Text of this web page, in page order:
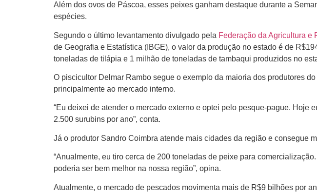
Além dos ovos de Páscoa, esses peixes ganham destaque durante a
espécies.
Segundo o último levantamento divulgado pela Federação da Agricultura e
de Geografia e Estatística (IBGE), o valor da produção no estado é de
toneladas de tilápia e 1 milhão de toneladas de tambaqui produzidos no
O piscicultor Delmar Rambo segue o exemplo da maioria dos produtores
principalmente ao mercado interno.
“Eu deixei de atender o mercado externo e optei pelo pesque-pague. Hoje
2.500 surubins por ano”, conta.
Já o produtor Sandro Coimbra atende mais cidades da região e consegue
“Anualmente, eu tiro cerca de 200 toneladas de peixe para
poderia ser bem melhor na nossa região”, opina.
Atualmente, o mercado de pescados movimenta mais de R$9 bilhões por